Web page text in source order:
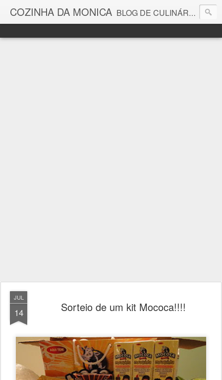
COZINHA DA MONICA BLOG DE CULINÁRIA E GASTRONOMIA COM RECEITAS, DICAS, CURIOSIDADES GASTRONÔMICAS E MUITO MAIS.
JUL
14 Sorteio de um kit Mococa!!!!